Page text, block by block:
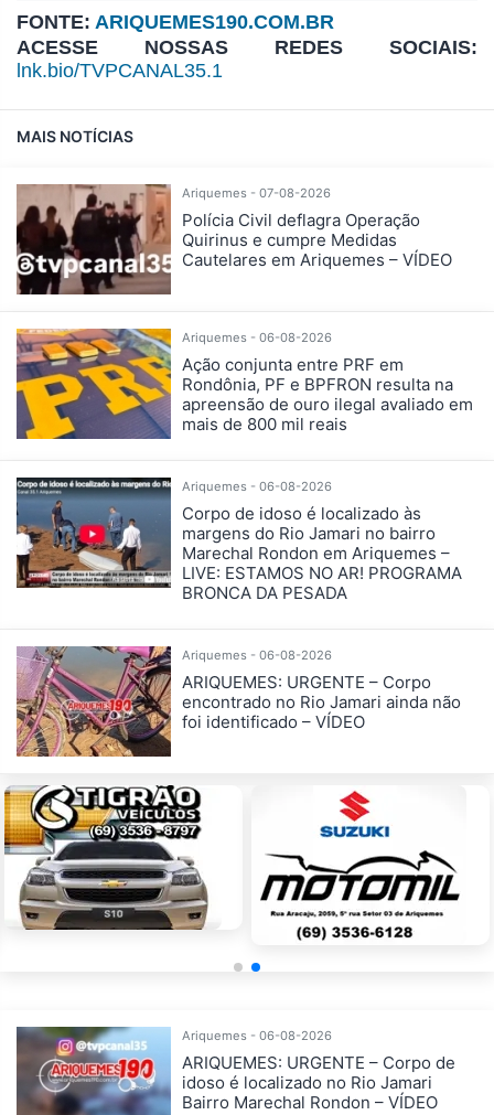
FONTE: ARIQUEMES190.COM.BR
ACESSE NOSSAS REDES SOCIAIS:
lnk.bio/TVPCANAL35.1
MAIS NOTÍCIAS
Ariquemes - 07-08-2026
Polícia Civil deflagra Operação
Quirinus e cumpre Medidas
Cautelares em Ariquemes – VÍDEO
Ariquemes - 06-08-2026
Ação conjunta entre PRF em
Rondônia, PF e BPFRON resulta na
apreensão de ouro ilegal avaliado em
mais de 800 mil reais
Ariquemes - 06-08-2026
Corpo de idoso é localizado às
margens do Rio Jamari no bairro
Marechal Rondon em Ariquemes –
LIVE: ESTAMOS NO AR! PROGRAMA
BRONCA DA PESADA
Ariquemes - 06-08-2026
ARIQUEMES: URGENTE – Corpo
encontrado no Rio Jamari ainda não
foi identificado – VÍDEO
Ariquemes - 06-08-2026
ARIQUEMES: URGENTE – Corpo de
idoso é localizado no Rio Jamari
Bairro Marechal Rondon – VÍDEO